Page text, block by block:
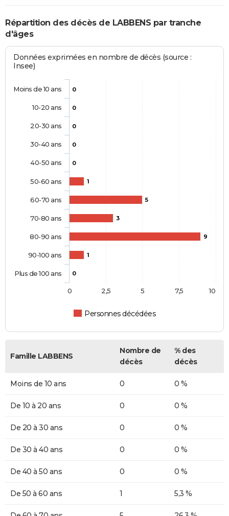
Répartition des décès de LABBENS par tranche
d'âges
Données exprimées en nombre de décès (source :
Insee)
0
0
0
0
0
1
5
3
9
1
0
Personnes décédées
Moins de 10 ans
10-20 ans
20-30 ans
30-40 ans
40-50 ans
50-60 ans
60-70 ans
70-80 ans
80-90 ans
90-100 ans
Plus de 100 ans
0 10
2,5 5 7,5
Famille LABBENS
Nombre de
décès
% des
décès
Moins de 10 ans 0 0 %
De 10 à 20 ans 0 0 %
De 20 à 30 ans 0 0 %
De 30 à 40 ans 0 0 %
De 40 à 50 ans 0 0 %
De 50 à 60 ans 1 5,3 %